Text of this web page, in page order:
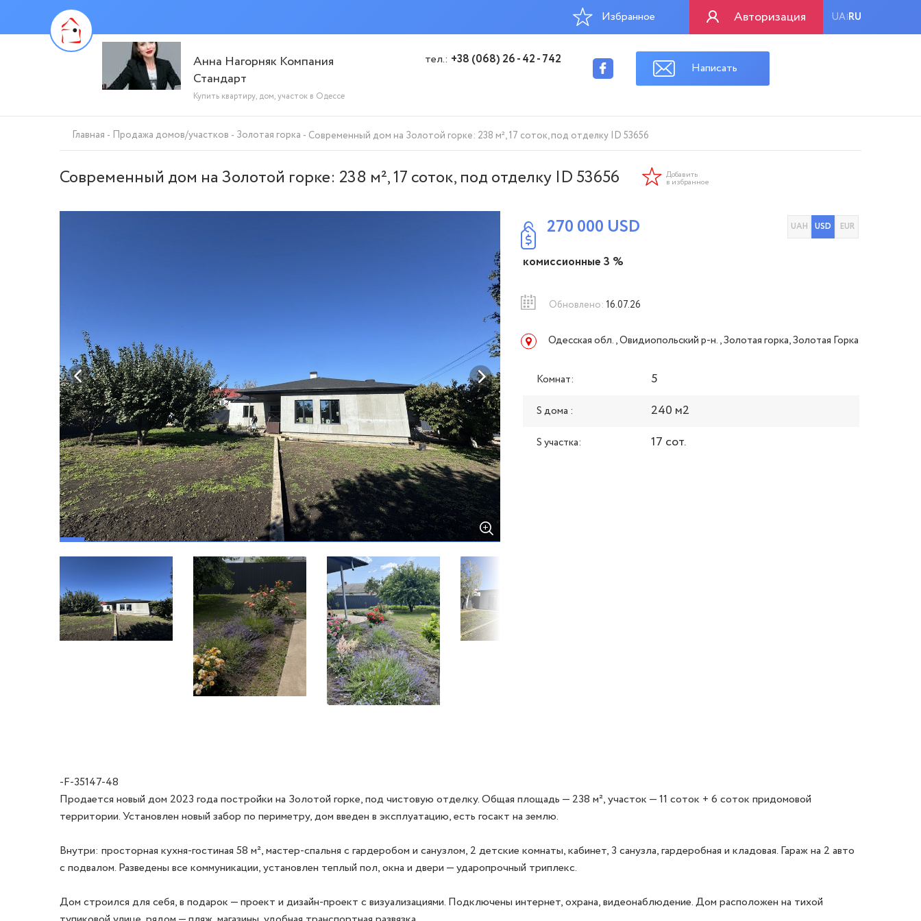
Авторизация UA|RU
Избранное
Анна Нагорняк Компания
Стандарт
Купить квартиру, дом, участок в Одессе
тел.: +38 (068) 26 - 42 - 742
Написать
Главная Продажа домов/участков Золотая горка Современный дом на Золотой горке: 238 м², 17 соток, под отделку ID 53656
Современный дом на Золотой горке: 238 м², 17 соток, под отделку ID 53656 Добавить
в избранное
270 000 USD UAH USD EUR
комиссионные 3 %
Обновлено: 16.07.26
Одесская обл., Овидиопольский р-н., Золотая горка, Золотая Горка
Комнат: 5
S дома : 240 м2
S участка: 17 сот.
-F-35147-48
Продается новый дом 2023 года постройки на Золотой горке, под чистовую отделку. Общая площадь — 238 м², участок — 11 соток + 6 соток придомовой
территории. Установлен новый забор по периметру, дом введен в эксплуатацию, есть госакт на землю.
Внутри: просторная кухня-гостиная 58 м², мастер-спальня с гардеробом и санузлом, 2 детские комнаты, кабинет, 3 санузла, гардеробная и кладовая. Гараж на 2 авто
с подвалом. Разведены все коммуникации, установлен теплый пол, окна и двери — ударопрочный триплекс.
Дом строился для себя, в подарок — проект и дизайн-проект с визуализациями. Подключены интернет, охрана, видеонаблюдение. Дом расположен на тихой